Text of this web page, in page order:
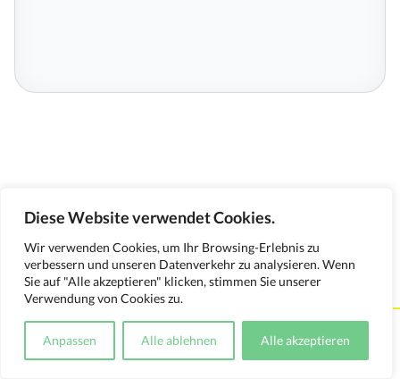
Diese Website verwendet Cookies.
Wir verwenden Cookies, um Ihr Browsing-Erlebnis zu
verbessern und unseren Datenverkehr zu analysieren. Wenn
Sie auf "Alle akzeptieren" klicken, stimmen Sie unserer
Verwendung von Cookies zu.
Anpassen Alle ablehnen Alle akzeptieren
Kontakt Impressum Datenschutzerklärung
Medienverwendungsnachweis